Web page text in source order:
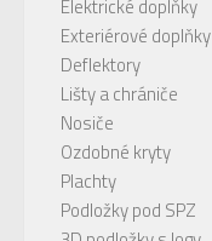
Elektrické doplňky
Exteriérové doplňky
Deflektory
Lišty a chrániče
Nosiče
Ozdobné kryty
Plachty
Podložky pod SPZ